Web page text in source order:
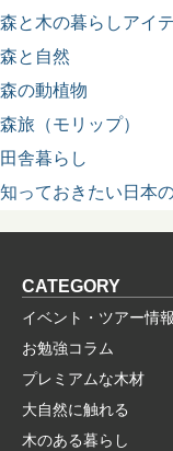
森と木の暮らしアイ
森と自然
森の動植物
森旅（モリップ）
田舎暮らし
知っておきたい日本
CATEGORY
イベント・ツアー情報
お勉強コラム
プレミアムな木材
大自然に触れる
木のある暮らし